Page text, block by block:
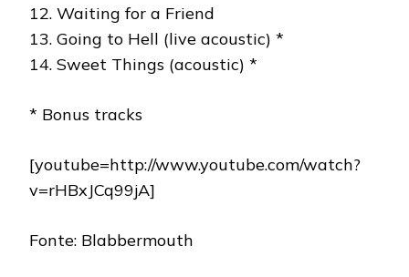
12. Waiting for a Friend
13. Going to Hell (live acoustic) *
14. Sweet Things (acoustic) *
* Bonus tracks
[youtube=http://www.youtube.com/watch?
v=rHBxJCq99jA]
Fonte: Blabbermouth